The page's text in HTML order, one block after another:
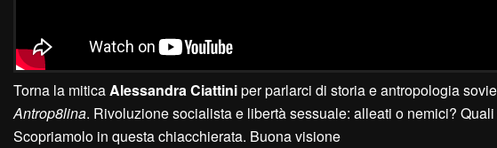
Torna la miticaAlessandra Ciattiniper parlarci di storia e antropologia
Antrop8lina. Rivoluzione socialista e libertà sessuale: alleati o nemici?
Scopriamolo in questa chiacchierata. Buona visione